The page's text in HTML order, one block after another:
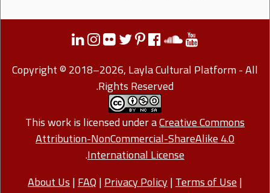
Copyright © 2018–2026, Layla Cultural Platform - All
Rights Reserved.
This work is licensed under aCreative Commons
Attribution-NonCommercial-ShareAlike 4.0
International License
.
About Us|FAQ|Privacy Policy|Terms of Use|